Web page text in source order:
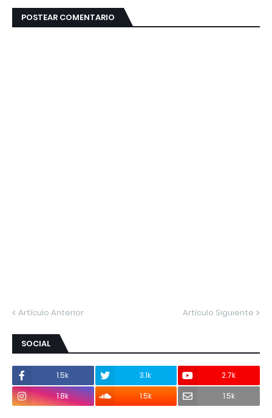
POSTEAR COMENTARIO
Artículo Anterior Artículo Siguiente
SOCIAL
1.5k 3.1k
2.7k
1.8k
1.5k 1.5k